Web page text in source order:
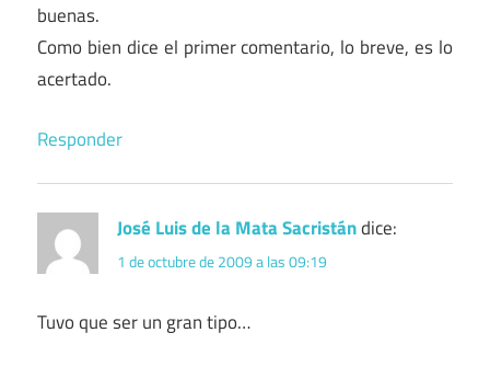
buenas.
Como bien dice el primer comentario, lo breve, es lo
acertado.
Responder
José Luis de la Mata Sacristándice:
1 de octubre de 2009 a las 09:19
Tuvo que ser un gran tipo…